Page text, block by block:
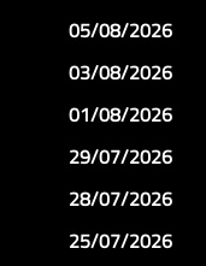
PrecioCambio
05/08/2026
03/08/2026
01/08/2026
29/07/2026
28/07/2026
25/07/2026